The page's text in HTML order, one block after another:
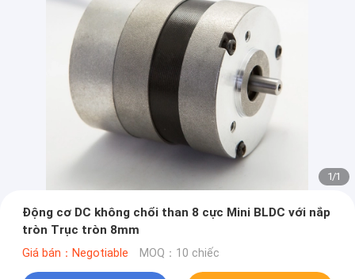
1/1
Động cơ DC không chổi than 8 cực Mini BLDC với nắp
tròn Trục tròn 8mm
Giá bán：Negotiable MOQ：10 chiếc